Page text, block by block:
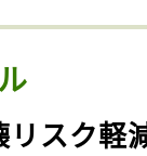
リスク軽